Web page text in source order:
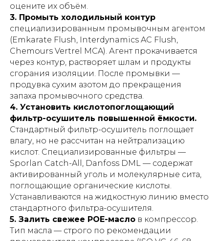
оцените их объём.
3. Промыть холодильный контур
специализированным промывочным агентом
(Emkarate Flush, Interdynamics AC Flush,
Chemours Vertrel MCA). Агент прокачивается
через контур, растворяет шлам и продукты
сгорания изоляции. После промывки —
продувка сухим азотом до прекращения
запаха промывочного средства.
4. Установить кислотопоглощающий
фильтр-осушитель повышенной ёмкости.
Стандартный фильтр-осушитель поглощает
влагу, но не рассчитан на нейтрализацию
кислот. Специализированные фильтры —
Sporlan Catch-All, Danfoss DML — содержат
активированный уголь и молекулярные сита,
поглощающие органические кислоты.
Устанавливаются на жидкостную линию вместо
стандартного фильтра-осушителя.
5. Залить свежее POE-масло в компрессор.
Тип масла — строго по рекомендации